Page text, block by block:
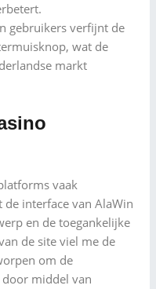
gebruikers verfijnt de
wat de
markt
vaak
interface van AlaWin
en de toegankelijke
de site viel me de
om de
middel van